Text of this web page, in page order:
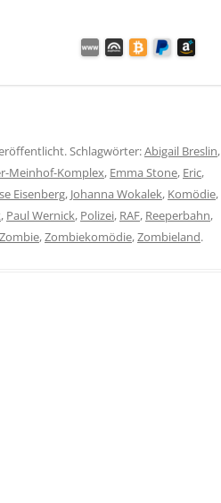
Schlagwörter:Abigail Breslin,
Meinhof-Komplex, Emma Stone, Eric,
Eisenberg, Johanna Wokalek, Komödie,
, Paul Wernick, Polizei, RAF, Reeperbahn,
Zombie,Zombiekomödie,Zombieland.